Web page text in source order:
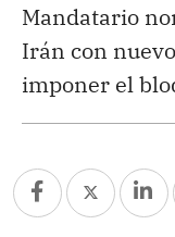
Mandatario
Irán con
imponer el